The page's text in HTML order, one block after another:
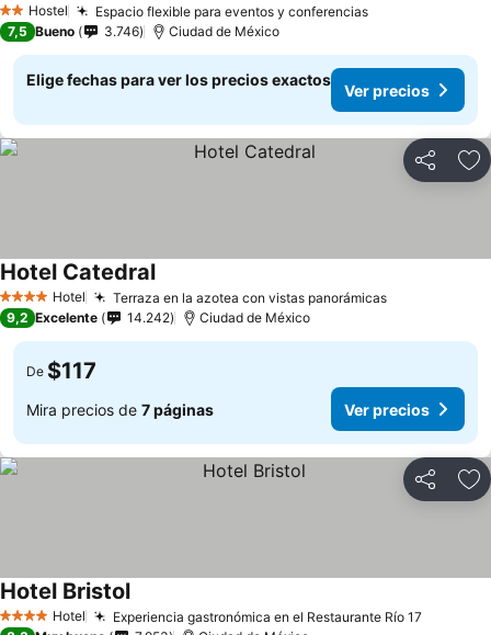
2 Estrellas
Hostel Espacio flexible para eventos y conferencias
7,5 Bueno 3.746 Ciudad de México
Elige fechas para ver los precios exactos
Ver precios
Compartir
4 EstrellasHotel Terraza en la azotea con vistas panorámicas
Hotel Catedral
9,2 Excelente 14.242 Ciudad de México
De $117
Mira precios de 7 páginas Ver precios
Compartir
4 EstrellasHotel Experiencia gastronómica en el Restaurante Río 17
Hotel Bristol